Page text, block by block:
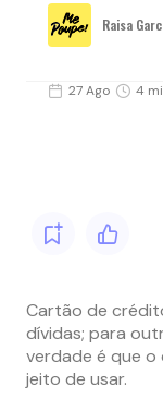
Raisa
27 Ago 4
Cartão de
dívidas; para
verdade é que o
jeito de usar.